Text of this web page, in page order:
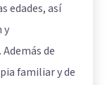
edades, así
y
de
familiar y de